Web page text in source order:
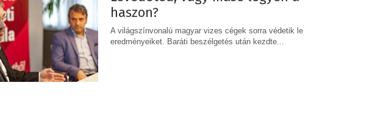
haszon?
A világszínvonalú magyar vizes cégek sorra védetik le
eredményeiket. Baráti beszélgetés után kezdte...